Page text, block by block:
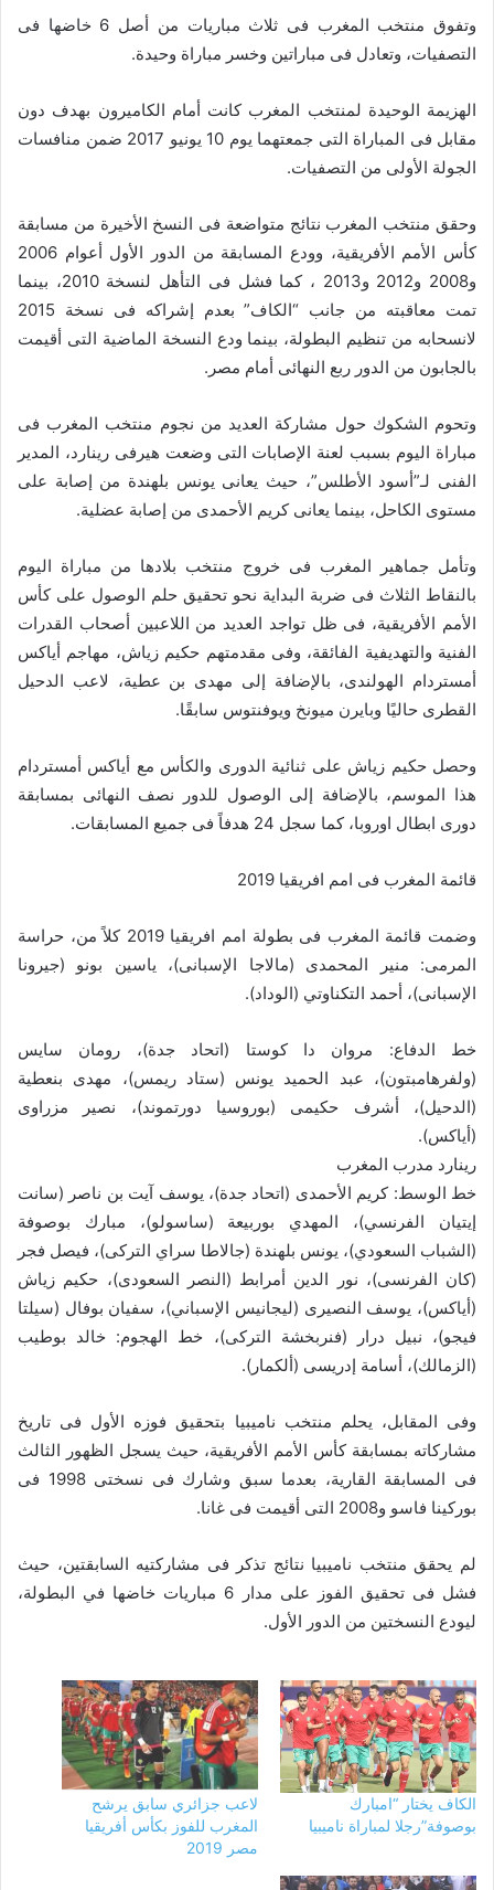
وتفوق منتخب المغرب فى ثلاث مباريات من أصل 6 خاضها فى
التصفيات، وتعادل فى مباراتين وخسر مباراة وحيدة.
الهزيمة الوحيدة لمنتخب المغرب كانت أمام الكاميرون بهدف دون
مقابل فى المباراة التى جمعتهما يوم 10 يونيو 2017 ضمن منافسات
الجولة الأولى من التصفيات.
وحقق منتخب المغرب نتائج متواضعة فى النسخ الأخيرة من مسابقة
كأس الأمم الأفريقية، وودع المسابقة من الدور الأول أعوام 2006
و2008 و2012 و2013 ، كما فشل فى التأهل لنسخة 2010، بينما
تمت معاقبته من جانب “الكاف” بعدم إشراكه فى نسخة 2015
لانسحابه من تنظيم البطولة، بينما ودع النسخة الماضية التى أقيمت
بالجابون من الدور ربع النهائى أمام مصر.
وتحوم الشكوك حول مشاركة العديد من نجوم منتخب المغرب فى
مباراة اليوم بسبب لعنة الإصابات التى وضعت هيرفى رينارد، المدير
الفنى لـ”أسود الأطلس”، حيث يعانى يونس بلهندة من إصابة على
مستوى الكاحل، بينما يعانى كريم الأحمدى من إصابة عضلية.
وتأمل جماهير المغرب فى خروج منتخب بلادها من مباراة اليوم
بالنقاط الثلاث فى ضربة البداية نحو تحقيق حلم الوصول على كأس
الأمم الأفريقية، فى ظل تواجد العديد من اللاعبين أصحاب القدرات
الفنية والتهديفية الفائقة، وفى مقدمتهم حكيم زياش، مهاجم أياكس
أمستردام الهولندى، بالإضافة إلى مهدى بن عطية، لاعب الدحيل
القطرى حاليًا وبايرن ميونخ ويوفنتوس سابقًا.
وحصل حكيم زياش على ثنائية الدورى والكأس مع أياكس أمستردام
هذا الموسم، بالإضافة إلى الوصول للدور نصف النهائى بمسابقة
دورى ابطال اوروبا، كما سجل 24 هدفاً فى جميع المسابقات.
قائمة المغرب فى امم افريقيا 2019
وضمت قائمة المغرب فى بطولة امم افريقيا 2019 كلاً من، حراسة
المرمى: منير المحمدى (مالاجا الإسبانى)، ياسين بونو (جيرونا
الإسبانى)، أحمد التكناوتي (الوداد).
خط الدفاع: مروان دا كوستا (اتحاد جدة)، رومان سايس
(ولفرهامبتون)، عبد الحميد يونس (ستاد ريمس)، مهدى بنعطية
(الدحيل)، أشرف حكيمى (بوروسيا دورتموند)، نصير مزراوى
(أياكس).
رينارد مدرب المغرب
خط الوسط: كريم الأحمدى (اتحاد جدة)، يوسف آيت بن ناصر (سانت
إيتيان الفرنسي)، المهدي بوربيعة (ساسولو)، مبارك بوصوفة
(الشباب السعودي)، يونس بلهندة (جالاطا سراي التركى)، فيصل فجر
(كان الفرنسى)، نور الدين أمرابط (النصر السعودى)، حكيم زياش
(أياكس)، يوسف النصيرى (ليجانيس الإسباني)، سفيان بوفال (سيلتا
فيجو)، نبيل درار (فنربخشة التركى)، خط الهجوم: خالد بوطيب
(الزمالك)، أسامة إدريسى (ألكمار).
وفى المقابل، يحلم منتخب ناميبيا بتحقيق فوزه الأول فى تاريخ
مشاركاته بمسابقة كأس الأمم الأفريقية، حيث يسجل الظهور الثالث
فى المسابقة القارية، بعدما سبق وشارك فى نسختى 1998 فى
بوركينا فاسو و2008 التى أقيمت فى غانا.
لم يحقق منتخب ناميبيا نتائج تذكر فى مشاركتيه السابقتين، حيث
فشل فى تحقيق الفوز على مدار 6 مباريات خاضها في البطولة،
ليودع النسختين من الدور الأول.
الكاف يختار “امبارك
بوصوفة”رجلا لمباراة ناميبيا
لاعب جزائري سابق يرشح
المغرب للفوز بكأس أفريقيا
مصر 2019